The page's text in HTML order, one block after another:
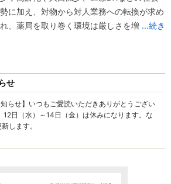
に加え、対物から対人業務への転換が求め
、薬局を取り巻く環境は厳しさを増 ...続き
せ
知らせ】いつもご愛読いただきありがとうござい
12日（水）～14日（金）は休みになります。な
します。